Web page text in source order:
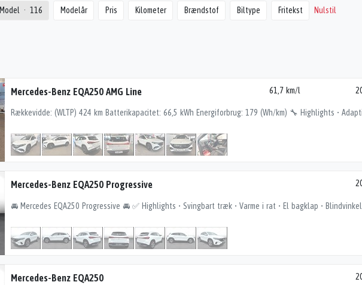
Model 116 Modelår Pris Kilometer Brændstof Biltype Fritekst Nulstil
Mercedes-Benz EQA250 AMG Line 61,7 km/l
Mercedes-Benz EQA250 Progressive
Mercedes-Benz EQA250